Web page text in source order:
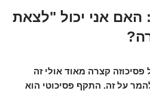
האם אני יכול "לצאת
קצרה מאוד אולי זה
על זה. התקף פסיכוטי הוא